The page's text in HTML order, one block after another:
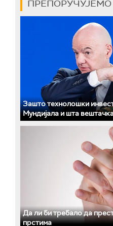
ПРЕПОРУЧУЈЕМО
Зашто технолошки
Мундијала и шта
Да ли би требало да
прстима